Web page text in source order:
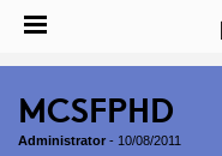
MCSFPHD
Administrator - 10/08/2011